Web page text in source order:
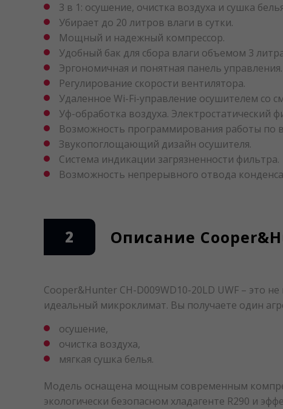
3 в 1: осушение, очистка воздуха и сушка
Убирает до 20 литров влаги в сутки.
Мощный и надежный компрессор.
Удобный бак для сбора влаги объемом 3
Эргономичная и понятная панель управления.
Регулирование скорости вентилятора.
Удаленное Wi-Fi-управление осушителем со
Уф-обработка воздуха. Электростатический
Возможность программирования работы по
Звукопоглощающий дизайн осушителя.
Система индикации загрязненности фильтра.
Возможность непрерывного отвода
2 Описание
Cooper&Hunter CH-D009WD10-20LD UWF – это
идеальный микроклимат. Вы получаете один
осушение,
очистка воздуха,
мягкая сушка белья.
Модель оснащена мощным современным
экологически безопасном хладагенте R290 и